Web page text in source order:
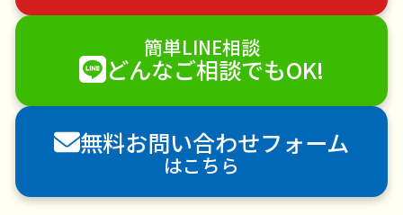
DIY・日曜大工
ハウスクリーニング
雪かき・雪下ろし
電球交換
襖（ふすま）の張替え
空き家管理
各種代行
害獣駆除
防草シート施工
ナメクジ駆除
害虫駆除
簡単LINE相談
どんなご相談でもOK!
無料お問い合わせフォーム
はこちら